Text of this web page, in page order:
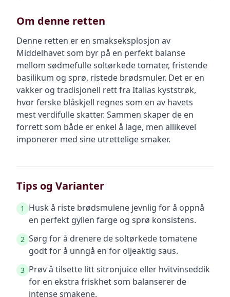
Om denne retten
Denne retten er en smakseksplosjon av
Middelhavet som byr på en perfekt balanse
mellom sødmefulle soltørkede tomater, fristende
basilikum og sprø, ristede brødsmuler. Det er en
vakker og tradisjonell rett fra Italias kyststrøk,
hvor ferske blåskjell regnes som en av havets
mest verdifulle skatter. Sammen skaper de en
forrett som både er enkel å lage, men allikevel
imponerer med sine utrettelige smaker.
Tips og Varianter
1
Husk å riste brødsmulene jevnlig for å oppnå
en perfekt gyllen farge og sprø konsistens.
2 Sørg for å drenere de soltørkede tomatene
godt for å unngå en for oljeaktig saus.
3 Prøv å tilsette litt sitronjuice eller hvitvinseddik
for en ekstra friskhet som balanserer de
intense smakene.